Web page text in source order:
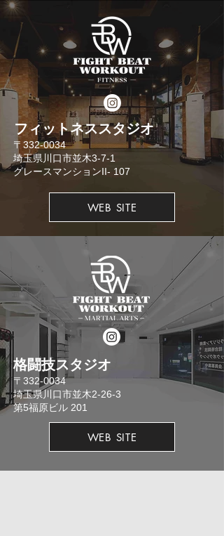
​フィットネススタジオ
​〒332-0034
埼玉県川口市並木3-7-1
​グレースマンションII- 107
WEB SITE
格闘技スタジオ
​〒332-0034
埼玉県川口市並木2-26-3
​第5福原ビル 201
WEB SITE